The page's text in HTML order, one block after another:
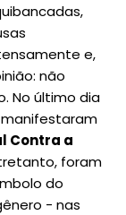
e,
não
No último dia
manifestaram
Contra a
foram
do
- nas